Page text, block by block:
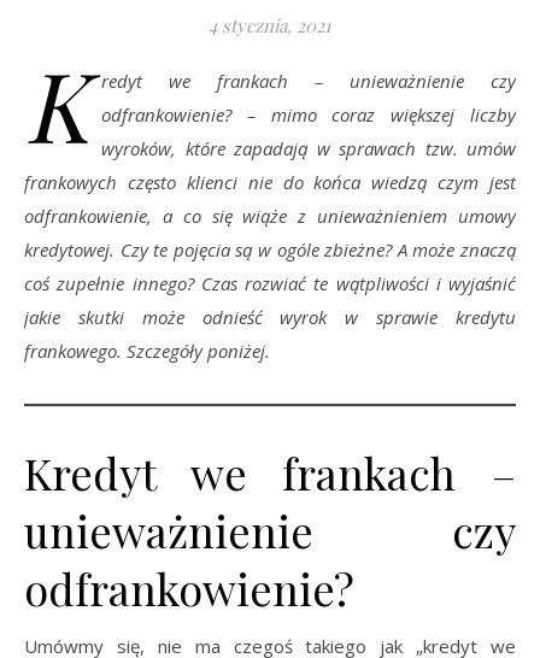
4 stycznia, 2021
K redyt we frankach – unieważnienie czy
odfrankowienie? – mimo coraz większej liczby
wyroków, które zapadają w sprawach tzw. umów
frankowych często klienci nie do końca wiedzą czym jest
odfrankowienie, a co się wiąże z unieważnieniem umowy
kredytowej. Czy te pojęcia są w ogóle zbieżne? A może znaczą
coś zupełnie innego? Czas rozwiać te wątpliwości i wyjaśnić
jakie skutki może odnieść wyrok w sprawie kredytu
frankowego. Szczegóły poniżej.
Kredyt we frankach –
unieważnienie czy
odfrankowienie?
Umówmy się, nie ma czegoś takiego jak „kredyt we